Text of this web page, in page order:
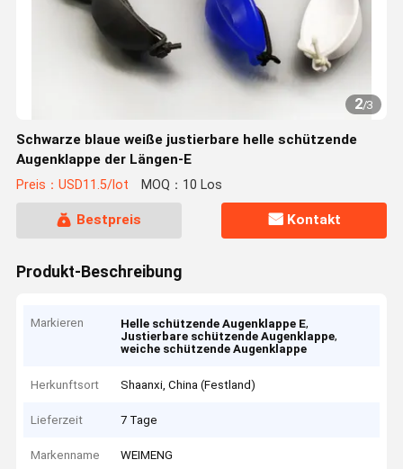
2/3
Schwarze blaue weiße justierbare helle schützende
Augenklappe der Längen-E
Preis：USD11.5/lot MOQ：10 Los
Bestpreis Kontakt
Produkt-Beschreibung
Markieren Helle schützende Augenklappe E,
Justierbare schützende Augenklappe,
weiche schützende Augenklappe
Herkunftsort Shaanxi, China (Festland)
Lieferzeit 7 Tage
Markenname WEIMENG